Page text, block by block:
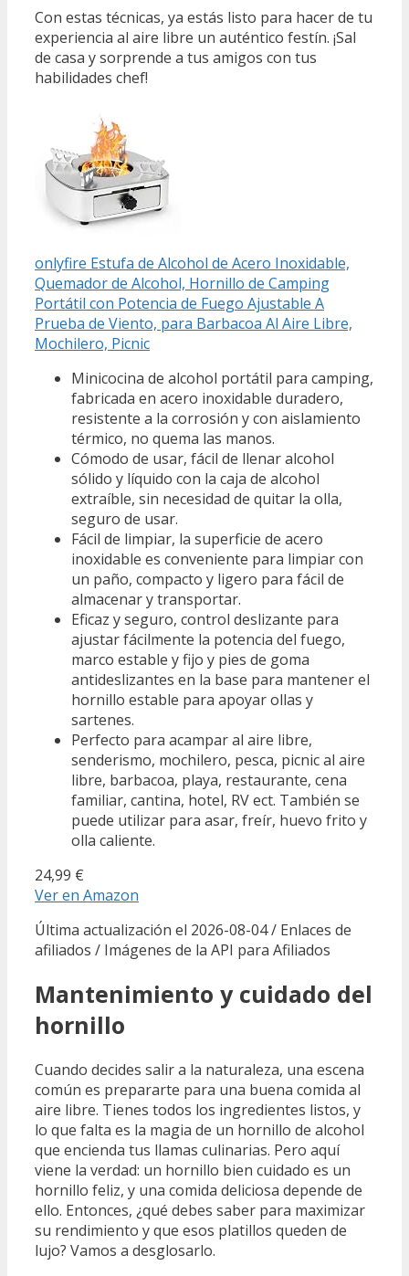
Con estas técnicas, ya estás listo para hacer de tu
experiencia al aire libre un auténtico festín. ¡Sal
de casa y sorprende a tus amigos con tus
habilidades chef!
onlyfire Estufa de Alcohol de Acero Inoxidable,
Quemador de Alcohol, Hornillo de Camping
Portátil con Potencia de Fuego Ajustable A
Prueba de Viento, para Barbacoa Al Aire Libre,
Mochilero, Picnic
Minicocina de alcohol portátil para camping,
fabricada en acero inoxidable duradero,
resistente a la corrosión y con aislamiento
térmico, no quema las manos.
Cómodo de usar, fácil de llenar alcohol
sólido y líquido con la caja de alcohol
extraíble, sin necesidad de quitar la olla,
seguro de usar.
Fácil de limpiar, la superficie de acero
inoxidable es conveniente para limpiar con
un paño, compacto y ligero para fácil de
almacenar y transportar.
Eficaz y seguro, control deslizante para
ajustar fácilmente la potencia del fuego,
marco estable y fijo y pies de goma
antideslizantes en la base para mantener el
hornillo estable para apoyar ollas y
sartenes.
Perfecto para acampar al aire libre,
senderismo, mochilero, pesca, picnic al aire
libre, barbacoa, playa, restaurante, cena
familiar, cantina, hotel, RV ect. También se
puede utilizar para asar, freír, huevo frito y
olla caliente.
24,99 €
Ver en Amazon
Última actualización el 2026-08-04 / Enlaces de
afiliados / Imágenes de la API para Afiliados
Mantenimiento y cuidado del
hornillo
Cuando decides salir a la naturaleza, una escena
común es prepararte para una buena comida al
aire libre. Tienes todos los ingredientes listos, y
lo que falta es la magia de un hornillo de alcohol
que encienda tus llamas culinarias. Pero aquí
viene la verdad: un hornillo bien cuidado es un
hornillo feliz, y una comida deliciosa depende de
ello. Entonces, ¿qué debes saber para maximizar
su rendimiento y que esos platillos queden de
lujo? Vamos a desglosarlo.